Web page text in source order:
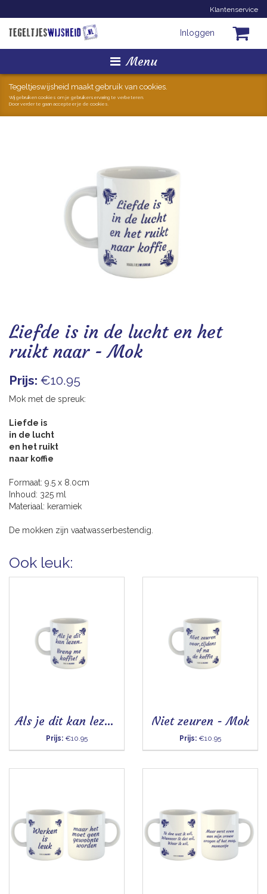
Klantenservice
Inloggen
Menu
Homepage
Tegeltjes
Hollandse Kunst
Geschenkjes
Zoeken
Blogs
Tegeltjeswijsheid maakt gebruik van cookies.
Wij gebruiken cookies om je gebruikerservaring te verbeteren.
Door verder te gaan accepteer je de cookies.
Liefde is in de lucht en het
ruikt naar - Mok
Prijs: €10.95
Mok met de spreuk:
Liefde is
in de lucht
en het ruikt
naar koffie
Formaat: 9.5 x 8.0cm
Inhoud: 325 ml
Materiaal: keramiek
De mokken zijn vaatwasserbestendig.
Ook leuk:
Als je dit kan lezen - Mok
Prijs: €10.95
Niet zeuren - Mok
Prijs: €10.95